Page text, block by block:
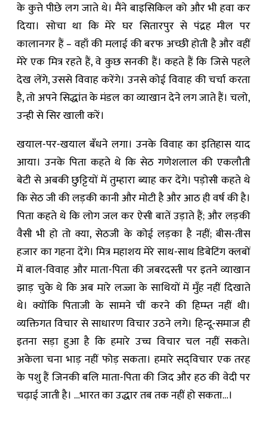
के कुत्ते पीछे लग जाते थे। मैंने बाइसिकिल को और भी हवा कर
दिया। सोचा था कि मेरे घर सितारपुर से पंद्रह मील पर
कालानगर हैं – वहाँ की मलाई की बरफ अच्छी होती है और वहीं
मेरे एक मित्र रहते हैं, वे कुछ सनकी हैं। कहते हैं कि जिसे पहले
देख लेंगे, उससे विवाह करेंगे। उनसे कोई विवाह की चर्चा करता
है, तो अपने सिद्धांत के मंडल का व्याखान देने लग जाते हैं। चलो,
उन्ही से सिर खाली करें।
खयाल-पर-खयाल बँधने लगा। उनके विवाह का इतिहास याद
आया। उनके पिता कहते थे कि सेठ गणेशलाल की एकलौती
बेटी से अबकी छुट्टियों में तुम्हारा ब्याह कर देंगे। पड़ोसी कहते थे
कि सेठ जी की लड़की कानी और मोटी है और आठ ही वर्ष की है।
पिता कहते थे कि लोग जल कर ऐसी बातें उड़ाते हैं; और लड़की
वैसी भी हो तो क्या, सेठजी के कोई लड़का है नहीं; बीस-तीस
हजार का गहना देंगे। मित्र महाशय मेरे साथ-साथ डिबेटिंग क्लबों
में बाल-विवाह और माता-पिता की जबरदस्ती पर इतने व्याखान
झाड़ चुके थे कि अब मारे लज्जा के साथियों में मुँह नहीं दिखाते
थे। क्योंकि पिताजी के सामने चीं करने की हिम्म्त नहीं थी।
व्यक्तिगत विचार से साधारण विचार उठने लगे। हिन्दू-समाज ही
इतना सड़ा हुआ है कि हमारे उच्च विचार चल नहीं सकते।
अकेला चना भाड़ नहीं फोड़ सकता। हमारे सद्‌विचार एक तरह
के पशु हैं जिनकी बलि माता-पिता की जिद और हठ की वेदी पर
चढ़ाई जाती है। …भारत का उद्धार तब तक नहीं हो सकता…।